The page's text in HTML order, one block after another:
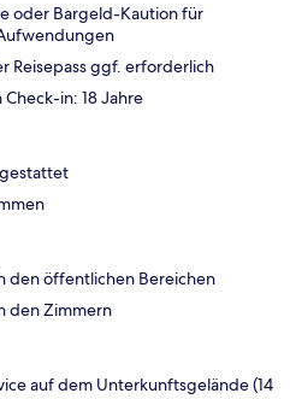
oder Bargeld-Kaution für
Reisepass ggf. erforderlich
in: 18 Jahre
den öffentlichen Bereichen
den Zimmern
auf dem Unterkunftsgelände (14